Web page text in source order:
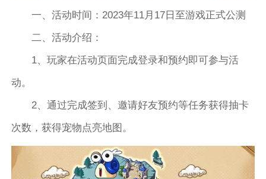
一、活动时间：2023年11月17日至游戏正式公测
二、活动介绍：
1、玩家在活动页面完成登录和预约即可参与活
动。
2、通过完成签到、邀请好友预约等任务获得抽卡
次数，获得宠物点亮地图。